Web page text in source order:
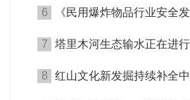
6 《民用爆炸物品行业安全
7 塔里木河生态输水正在进行
8 红山文化新发掘持续补全